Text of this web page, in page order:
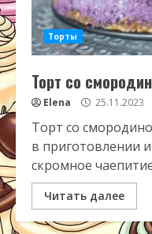
Торты
Торт со
Elena 25.11.2023
Торт со
в приготовлении
скромное
Читать далее